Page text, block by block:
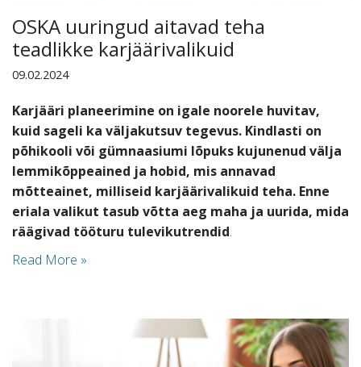
OSKA uuringud aitavad teha
teadlikke karjäärivalikuid
09.02.2024
Karjääri planeerimine on igale noorele huvitav,
kuid sageli ka väljakutsuv tegevus. Kindlasti on
põhikooli või gümnaasiumi lõpuks kujunenud välja
lemmikõppeained ja hobid, mis annavad
mõtteainet, milliseid karjäärivalikuid teha. Enne
eriala valikut tasub võtta aeg maha ja uurida, mida
räägivad tööturu tulevikutrendid.
Read More »